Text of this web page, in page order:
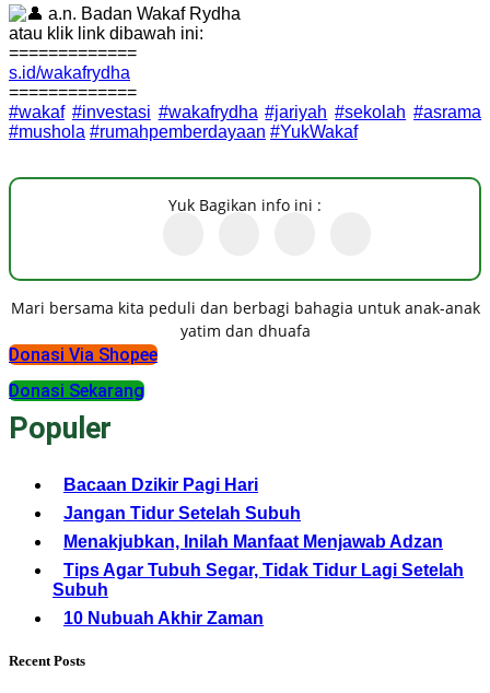
a.n. Badan Wakaf Rydha
atau klik link dibawah ini:
=============
s.id/wakafrydha
=============
#wakaf #investasi #wakafrydha #jariyah #sekolah #asrama
#mushola #rumahpemberdayaan #YukWakaf
Yuk Bagikan info ini :
Mari bersama kita peduli dan berbagi bahagia untuk anak-anak
yatim dan dhuafa
Donasi Via Shopee
Donasi Sekarang
Populer
Bacaan Dzikir Pagi Hari
Jangan Tidur Setelah Subuh
Menakjubkan, Inilah Manfaat Menjawab Adzan
Tips Agar Tubuh Segar, Tidak Tidur Lagi Setelah
Subuh
10 Nubuah Akhir Zaman
Recent Posts